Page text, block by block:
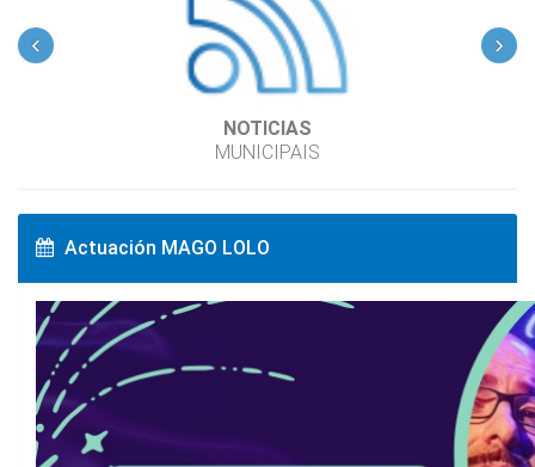
NOTICIAS
MUNICIPAIS
‹ ›
Actuación MAGO LOLO